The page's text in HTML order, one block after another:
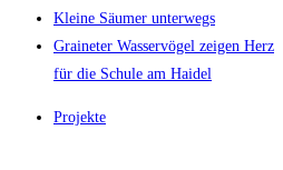
Kleine Säumer unterwegs
Graineter Wasservögel zeigen Herz
für die Schule am Haidel
Projekte